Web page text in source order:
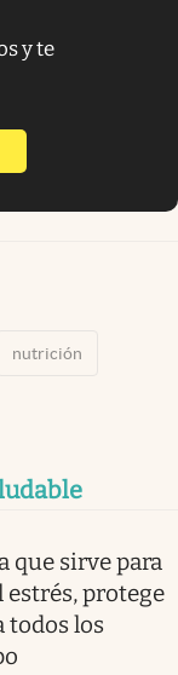
y te
en nueva pestaña
nutrición
que sirve para
protege
todos los